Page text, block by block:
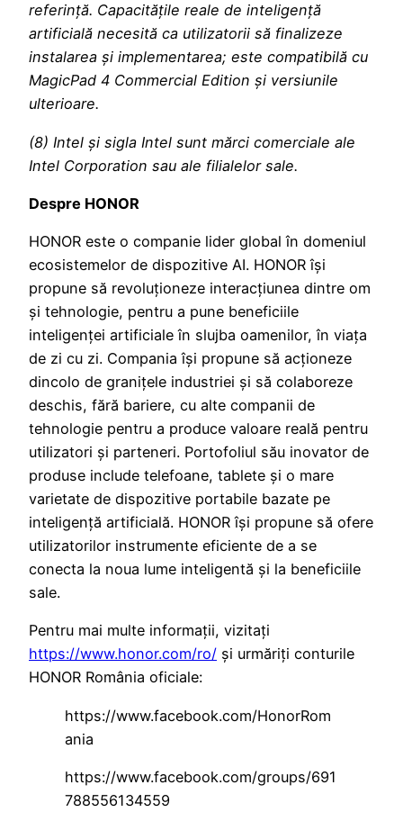
referință. Capacitățile reale de inteligență
artificială necesită ca utilizatorii să finalizeze
instalarea și implementarea; este compatibilă cu
MagicPad 4 Commercial Edition și versiunile
ulterioare.
(8) Intel și sigla Intel sunt mărci comerciale ale
Intel Corporation sau ale filialelor sale.
Despre HONOR
HONOR este o companie lider global în domeniul
ecosistemelor de dispozitive AI. HONOR își
propune să revoluționeze interacțiunea dintre om
și tehnologie, pentru a pune beneficiile
inteligenței artificiale în slujba oamenilor, în viața
de zi cu zi. Compania își propune să acționeze
dincolo de granițele industriei și să colaboreze
deschis, fără bariere, cu alte companii de
tehnologie pentru a produce valoare reală pentru
utilizatori și parteneri. Portofoliul său inovator de
produse include telefoane, tablete și o mare
varietate de dispozitive portabile bazate pe
inteligență artificială. HONOR își propune să ofere
utilizatorilor instrumente eficiente de a se
conecta la noua lume inteligentă și la beneficiile
sale.
Pentru mai multe informații, vizitați
https://www.honor.com/ro/ și urmăriți conturile
HONOR România oficiale:
https://www.facebook.com/HonorRom
ania
https://www.facebook.com/groups/691
788556134559